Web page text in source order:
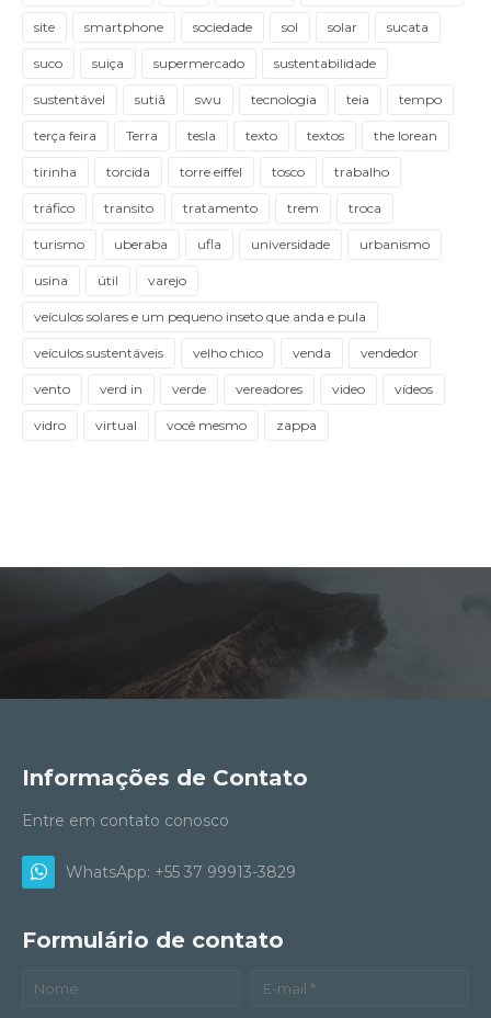
site smartphone sociedade sol solar sucata
suco suiça supermercado sustentabilidade
sustentável sutiã swu tecnologia teia tempo
terça feira Terra tesla texto textos the lorean
tirinha torcida torre eiffel tosco trabalho
tráfico transito tratamento trem troca
turismo uberaba ufla universidade urbanismo
usina útil varejo
veículos solares e um pequeno inseto que anda e pula
veículos sustentáveis velho chico venda vendedor
vento verd in verde vereadores video vídeos
vidro virtual você mesmo zappa
Informações de Contato
Entre em contato conosco
WhatsApp: +55 37 99913-3829
Formulário de contato